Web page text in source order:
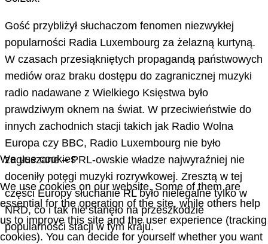
Gość przybliżył słuchaczom fenomen niezwykłej
popularności Radia Luxembourg za żelazną kurtyną.
W czasach przesiąkniętych propagandą państwowych
mediów oraz braku dostępu do zagranicznej muzyki
radio nadawane z Wielkiego Księstwa było
prawdziwym oknem na świat. W przeciwieństwie do
innych zachodnich stacji takich jak Radio Wolna
Europa czy BBC, Radio Luxembourg nie było
zagłuszane – PRL-owskie władze najwyraźniej nie
doceniły potęgi muzyki rozrywkowej. Zresztą w tej
części Europy słuchanie RL było nielegalne tylko w
NRD, co i tak nie stanęło na przeszkodzie
popularności stacji w tym kraju.
We use cookies
We use cookies on our website. Some of them are
essential for the operation of the site, while others help
us to improve this site and the user experience (tracking
cookies). You can decide for yourself whether you want